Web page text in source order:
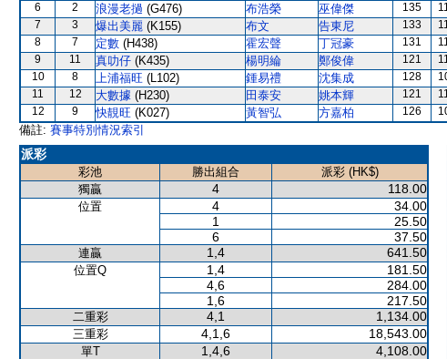
6
2 浪漫老撾 (G476) 布浩榮 巫偉傑 135
7
3 爆出美麗 (K155) 布文 告東尼 133
8
7 定數 (H438) 霍宏聲 丁冠豪 131
9
11 真叻仔 (K435) 楊明綸 鄭俊偉 121
10
8 上浦福旺 (L102) 鍾易禮 沈集成 128
11
12 大數據 (H230) 田泰安 姚本輝 121
12
9 快靚旺 (K027) 黃智弘 方嘉柏 126
備註: 賽事特別情況索引
派彩
彩池 勝出組合
派彩 (HK$)
獨贏
4 118.00
位置 4
34.00
1
25.50
6
37.50
連贏 1,4 641.50
位置Q 1,4
181.50
4,6
284.00
1,6
217.50
二重彩 4,1 1,134.00
三重彩 4,1,6 18,543.00
單T 1,4,6 4,108.00